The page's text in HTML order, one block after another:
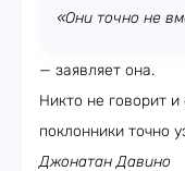
«Они точно не
— заявляет она.
Никто не говорит
поклонники точно
Джонатан Давино